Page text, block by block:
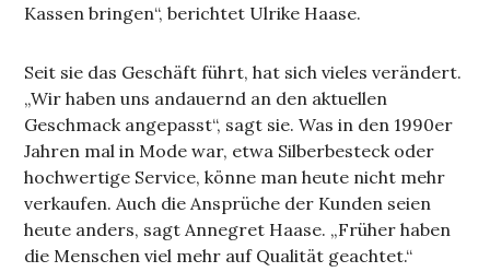
Kassen bringen“, berichtet Ulrike Haase.
Seit sie das Geschäft führt, hat sich vieles verändert.
„Wir haben uns andauernd an den aktuellen
Geschmack angepasst“, sagt sie. Was in den 1990er
Jahren mal in Mode war, etwa Silberbesteck oder
hochwertige Service, könne man heute nicht mehr
verkaufen. Auch die Ansprüche der Kunden seien
heute anders, sagt Annegret Haase. „Früher haben
die Menschen viel mehr auf Qualität geachtet.“